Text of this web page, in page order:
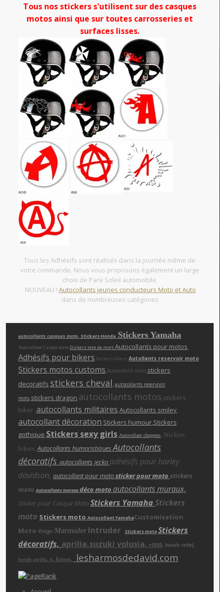
Tous nos stickers s'utilisent sur des casques
motos ainsi que sur toutes carrosseries et
surfaces lisses.
Tous les Adhésifs sont réalisés dans la journée même de
votre commande. Nous vous proposons également un large
choix de Pare Soleil automobile.
NOUVEAU ! Autocollants jeunes conducteurs Moto et Auto
dans de nombreuses catégories
autocollants casques moto, Stickers Honda Stickers Yamaha
Autocollant Casque moto Stickers tete de mortAutocollants pour motos,
Adhésifs pour bikers Stickers bikers Autollants reservoir moto
Stickers motos customs,Autocollant moto,stickers
decoratifs,stickers cheval,autocollants reservoirs
moto,stickers dragon,autocollants motos,stickers
biker ,autocollants militaires,Autocollants smiley,
autocollant décoration,Stickers humour,Stickers
gothique,Stickers sexy girls,Autocollant choppers, Stickers
bikers,Autocollants humoristiquesAutocollants
décoratifs autocollants jecko adhésifs pour harley
davidson, autocollant pour motosticker pour moto stickers
motoAutocollants murauxdéco moto autocollants muraux,
Sticker pour Casque MotoStickers Yamaha Stickers
moto Stickers moto Autocollant YamahaCustomisation
Moto Virago Marauder Intruder Stickers moto Stickers
décoratifs, aprilia,suzuki volusia, vl800, honda rebel,
honda gorilla, x, kawa, lesharmosdedavid.com